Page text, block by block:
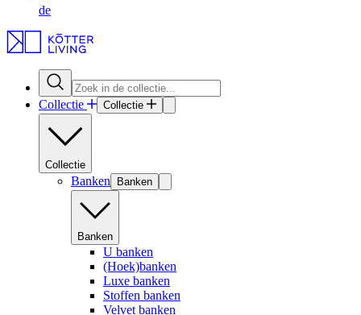
de
Collectie Collectie
Collectie
Banken Banken
Banken
U banken
(Hoek)banken
Luxe banken
Stoffen banken
Velvet banken